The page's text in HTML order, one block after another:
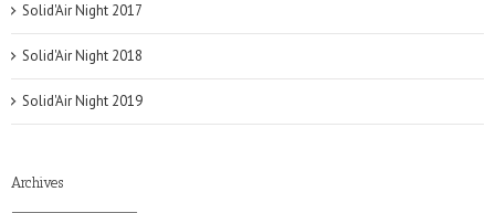
Solid'Air Night 2017
Solid'Air Night 2018
Solid'Air Night 2019
Archives